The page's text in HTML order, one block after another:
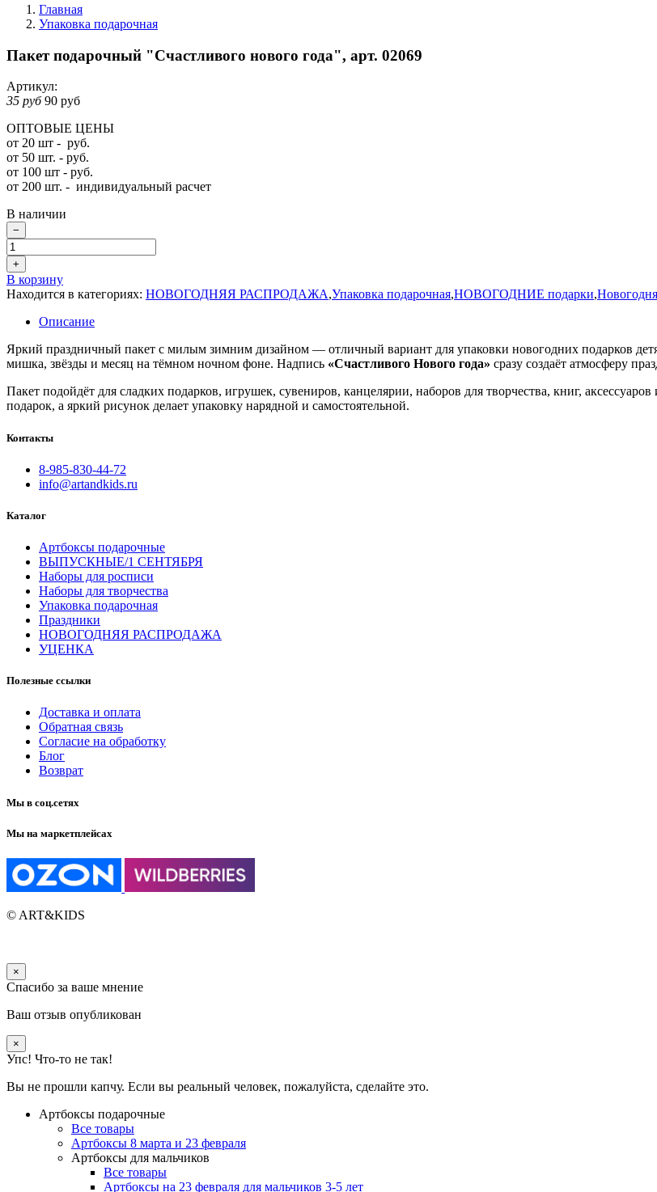
Главная
Упаковка подарочная
Пакет подарочный "Счастливого нового года", арт. 02069
Артикул:
35 руб 90 руб
ОПТОВЫЕ ЦЕНЫ
от 20 шт - руб.
от 50 шт. - руб.
от 100 шт - руб.
от 200 шт. - индивидуальный расчет
В наличии
−
+
В корзину
Находится в категориях: НОВОГОДНЯЯ РАСПРОДАЖА,Упаковка подарочная,НОВОГОДНИЕ подарки,
Описание
Яркий праздничный пакет с милым зимним дизайном — отличный вариант для упаковки новогодних подарков
мишка, звёзды и месяц на тёмном ночном фоне. Надпись «Счастливого Нового года» сразу создаёт атмосферу
Пакет подойдёт для сладких подарков, игрушек, сувениров, канцелярии, наборов для творчества, книг,
подарок, а яркий рисунок делает упаковку нарядной и самостоятельной.
Контакты
8-985-830-44-72
info@artandkids.ru
Каталог
Артбоксы подарочные
ВЫПУСКНЫЕ/1 СЕНТЯБРЯ
Наборы для росписи
Наборы для творчества
Упаковка подарочная
Праздники
НОВОГОДНЯЯ РАСПРОДАЖА
УЦЕНКА
Полезные ссылки
Доставка и оплата
Обратная связь
Согласие на обработку
Блог
Возврат
Мы в соц.сетях
Мы на маркетплейсах
© ART&KIDS
×
Спасибо за ваше мнение
Ваш отзыв опубликован
×
Упс! Что-то не так!
Вы не прошли капчу. Если вы реальный человек, пожалуйста, сделайте это.
Артбоксы подарочные
Все товары
Артбоксы 8 марта и 23 февраля
Артбоксы для мальчиков
Все товары
Артбоксы на 23 февраля для мальчиков 3-5 лет